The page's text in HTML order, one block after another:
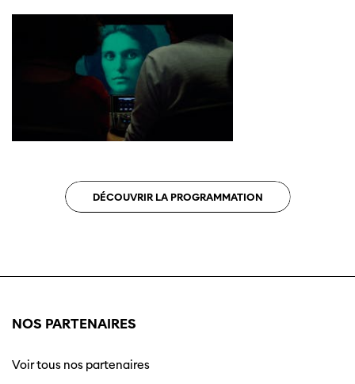
DÉCOUVRIR LA PROGRAMMATION
NOS PARTENAIRES
Voir tous nos partenaires